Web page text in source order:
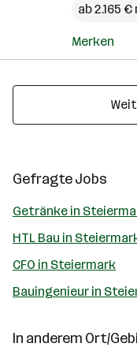
ab 2.165
Merken
Gefragte Jobs
Getränke in
HTL Bau in
CFO in Steiermark
Bauingenieur in
In anderem Ort/